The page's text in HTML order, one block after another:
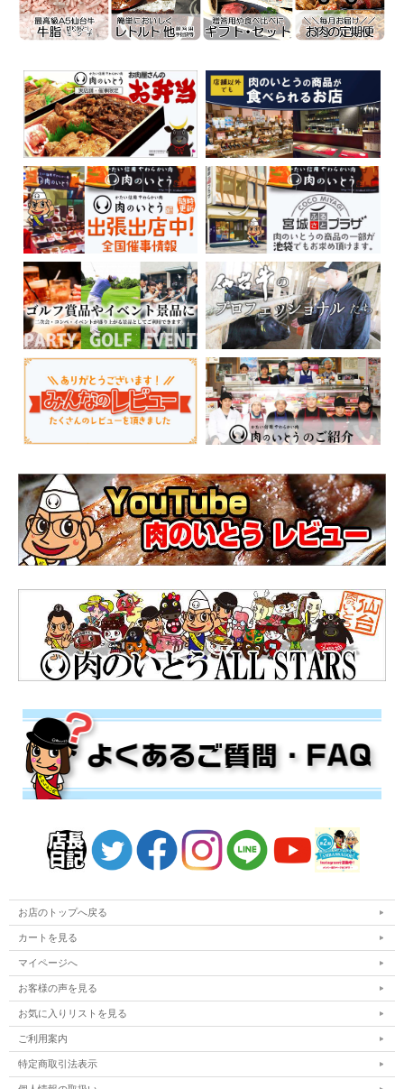
1.仙台牛すき焼き煮カレー
解凍した仙台牛すき焼き煮をトッピングするだけで仙台牛たっぷりの豪華
なカレーに早変わり！
2.夏野菜カレー
トマトやおくら、茄子を載せれば色鮮やかな夏野菜カレーの出来上がり。
栄養価の高いさっぱりとした即席カレーです。
3.きのこカレー
塩胡椒で炒めたエリンギやマイタケと仙台牛カレーは相性抜群！ 仙台牛の
立てます。 仙台牛すき焼き煮のトッピングはおすすめです！
お店のトップへ戻る
カートを見る
マイページへ
お客様の声を見る
お気に入りリストを見る
ご利用案内
特定商取引法表示